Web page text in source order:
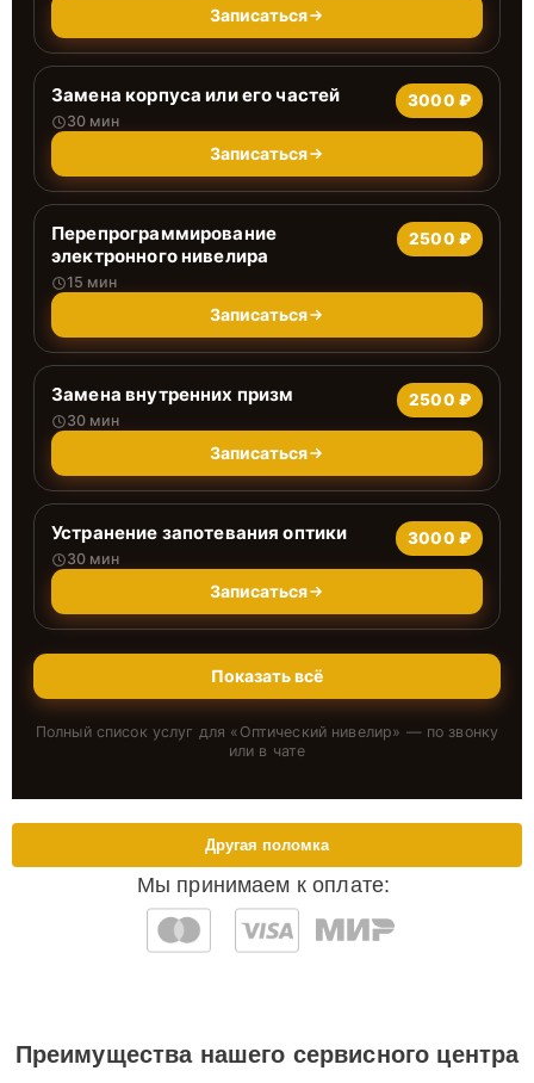
Записаться
Замена корпуса или его частей
30 мин
3000 ₽
Записаться
Перепрограммирование
электронного нивелира
15 мин
2500 ₽
Записаться
Замена внутренних призм
30 мин
2500 ₽
Записаться
Устранение запотевания оптики
30 мин
3000 ₽
Записаться
Показать всё
Полный список услуг для « Оптический нивелир» — по звонку
или в чате
Мы принимаем к оплате:
Другая поломка
Преимущества нашего сервисного центра